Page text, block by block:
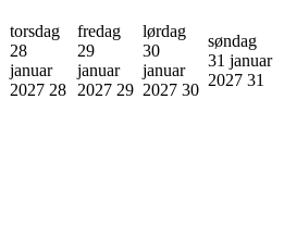
torsdag
28
januar
2027 28
fredag
29
januar
2027 29
lørdag
30
januar
2027 30
søndag
31 januar
2027 31